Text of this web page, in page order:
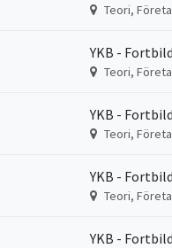
Teori,
YKB -
Teori,
YKB -
Teori,
YKB -
Teori,
YKB -